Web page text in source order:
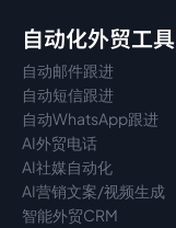
自动化外贸工具
自动邮件跟进
自动短信跟进
自动WhatsApp跟进
AI外贸电话
AI社媒自动化
AI营销文案/视频生成
智能外贸CRM